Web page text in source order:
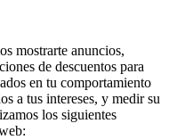
mostrarte anuncios,
de descuentos para
en tu comportamiento
a tus intereses, y medir su
los siguientes